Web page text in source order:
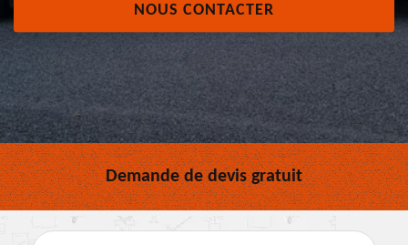
NOUS CONTACTER
Demande de devis gratuit